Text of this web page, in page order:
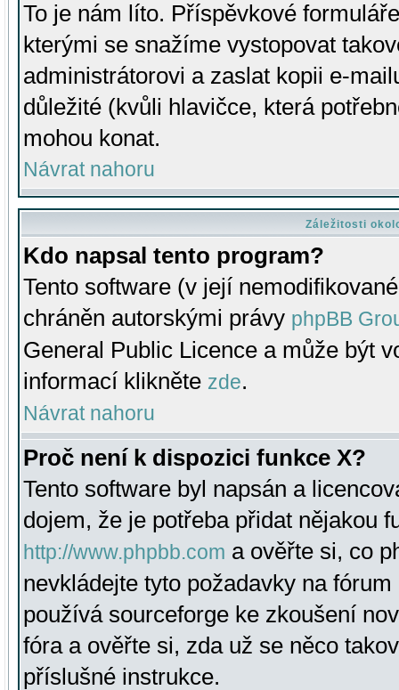
To je nám líto. Příspěvkové
kterými se snažíme vystopovat
administrátorovi a zaslat kopii e-
důležité (kvůli hlavičce, která
mohou konat.
Návrat nahoru
Záležitosti
Kdo napsal tento program?
Tento software (v její
chráněn autorskými právy phpBB
General Public Licence a může být
informací klikněte zde.
Návrat nahoru
Proč není k dispozici funkce X?
Tento software byl napsán a
dojem, že je potřeba přidat nějakou
http://www.phpbb.com a ověřte si, co
nevkládejte tyto požadavky na
používá sourceforge ke zkoušení
fóra a ověřte si, zda už se něco
příslušné instrukce.